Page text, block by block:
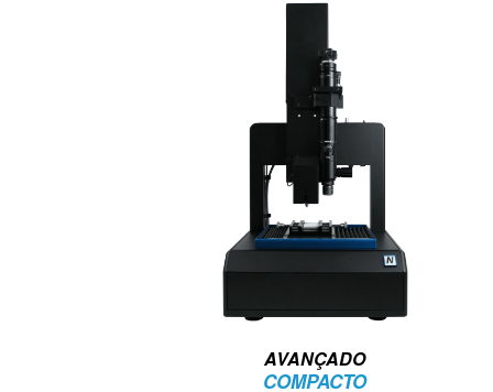
AVANÇADO
COMPACTO